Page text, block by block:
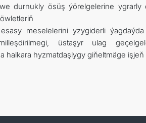
durnukly ösüş ýörelgelerine
meselelerini yzygiderli
üstaşyr ulag
halkara hyzmatdaşlygy giňeltmäge